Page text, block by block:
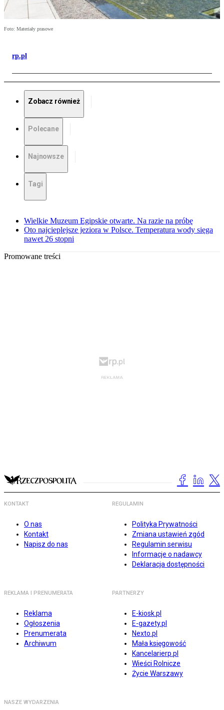
Foto: Materiały prasowe
rp.pl
Zobacz również
Polecane
Najnowsze
Tagi
Wielkie Muzeum Egipskie otwarte. Na razie na próbę
Oto najcieplejsze jeziora w Polsce. Temperatura wody sięga
nawet 26 stopni
Promowane treści
KONTAKT
O nas
Kontakt
Napisz do nas
REGULAMIN
Polityka Prywatności
Zmiana ustawień zgód
Regulamin serwisu
Informacje o nadawcy
Deklaracja dostępności
REKLAMA I PRENUMERATA
Reklama
Ogłoszenia
Prenumerata
Archiwum
PARTNERZY
E-kiosk.pl
E-gazety.pl
Nexto.pl
Mała księgowość
Kancelarierp.pl
Wieści Rolnicze
Życie Warszawy
NASZE WYDARZENIA